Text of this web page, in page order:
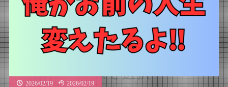
2026/02/19 2026/02/19